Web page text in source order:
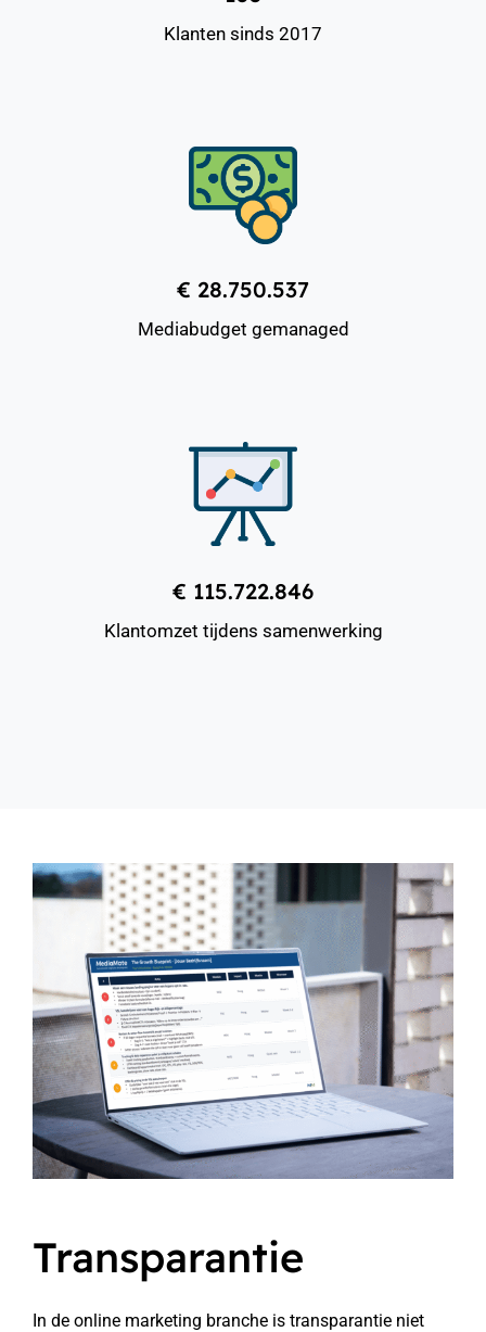
Klanten sinds 2017
€ 28.750.537
Mediabudget gemanaged
€ 115.722.846
Klantomzet tijdens samenwerking
Transparantie
In de online marketing branche is transparantie niet